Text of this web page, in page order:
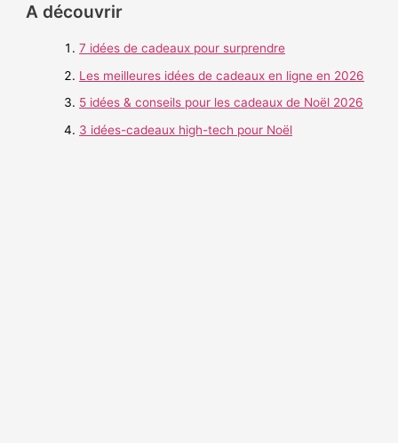
A découvrir
7 idées de cadeaux pour surprendre
Les meilleures idées de cadeaux en ligne en 2026
5 idées & conseils pour les cadeaux de Noël 2026
3 idées-cadeaux high-tech pour Noël